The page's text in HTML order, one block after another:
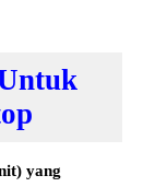
yang